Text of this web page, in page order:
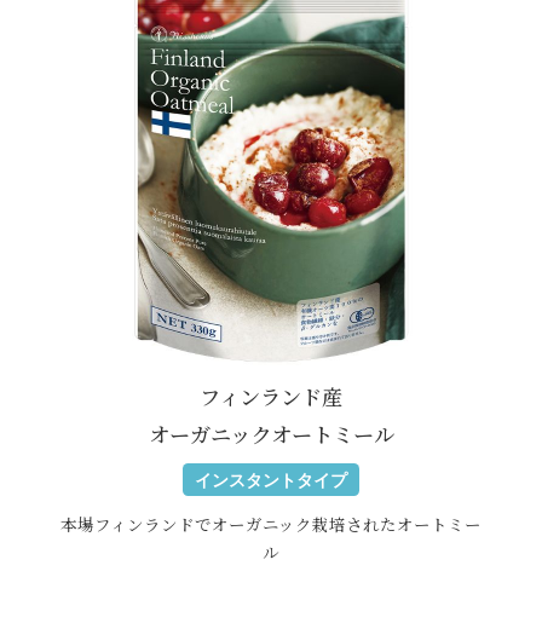
フィンランド産
オーガニックオートミール
インスタントタイプ
本場フィンランドでオーガニック栽培されたオートミー
ル